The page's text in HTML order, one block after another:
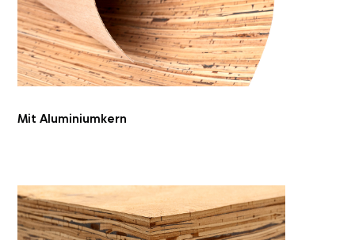
Mit Aluminiumkern